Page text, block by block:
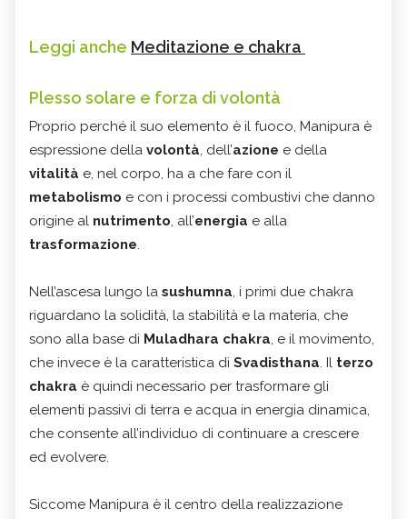
Leggi anche Meditazione e chakra
Plesso solare e forza di volontà
Proprio perché il suo elemento è il fuoco, Manipura è
espressione della volontà, dell’azione e della
vitalità e, nel corpo, ha a che fare con il
metabolismo e con i processi combustivi che danno
origine al nutrimento, all’energia e alla
trasformazione.
Nell’ascesa lungo la sushumna, i primi due chakra
riguardano la solidità, la stabilità e la materia, che
sono alla base di Muladhara chakra, e il movimento,
che invece è la caratteristica di Svadisthana. Il terzo
chakra è quindi necessario per trasformare gli
elementi passivi di terra e acqua in energia dinamica,
che consente all’individuo di continuare a crescere
ed evolvere.
Siccome Manipura è il centro della realizzazione